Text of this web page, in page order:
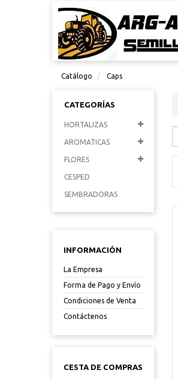
Catálogo Caps
CATEGORÍAS
HORTALIZAS
AROMATICAS
FLORES
CESPED
SEMBRADORAS
INFORMACIÓN
La Empresa
Forma de Pago y Envío
Condiciones de Venta
Contáctenos
CESTA DE COMPRAS